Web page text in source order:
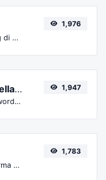
Ottieni e verifica i meta tag di qualsiasi sito web.
1,976
Verifica della forza della password
Assicurati che le tue password siano abbastanza sicure.
1,947
Genera facilmente la tua firma personalizzata e scaricala con facilità.
1,783